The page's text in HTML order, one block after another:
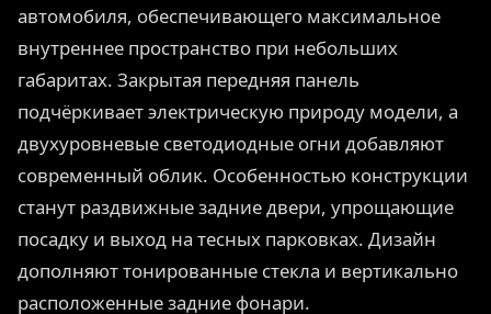
автомобиля, обеспечивающего максимальное
внутреннее пространство при небольших
габаритах. Закрытая передняя панель
подчёркивает электрическую природу модели, а
двухуровневые светодиодные огни добавляют
современный облик. Особенностью конструкции
станут раздвижные задние двери, упрощающие
посадку и выход на тесных парковках. Дизайн
дополняют тонированные стекла и вертикально
расположенные задние фонари.